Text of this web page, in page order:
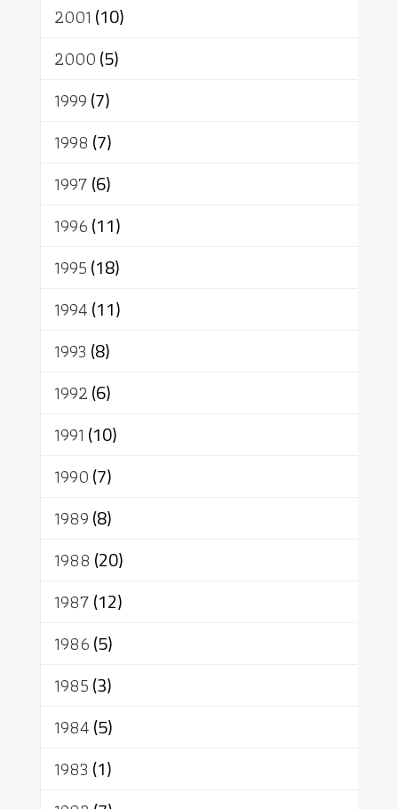
2001 (10)
2000(5)
1999(7)
1998 (7)
1997(6)
1996(11)
1995(18)
1994(11)
1993 (8)
1992(6)
1991 (10)
1990(7)
1989(8)
1988 (20)
1987(12)
1986(5)
1985(3)
1984(5)
1983 (1)